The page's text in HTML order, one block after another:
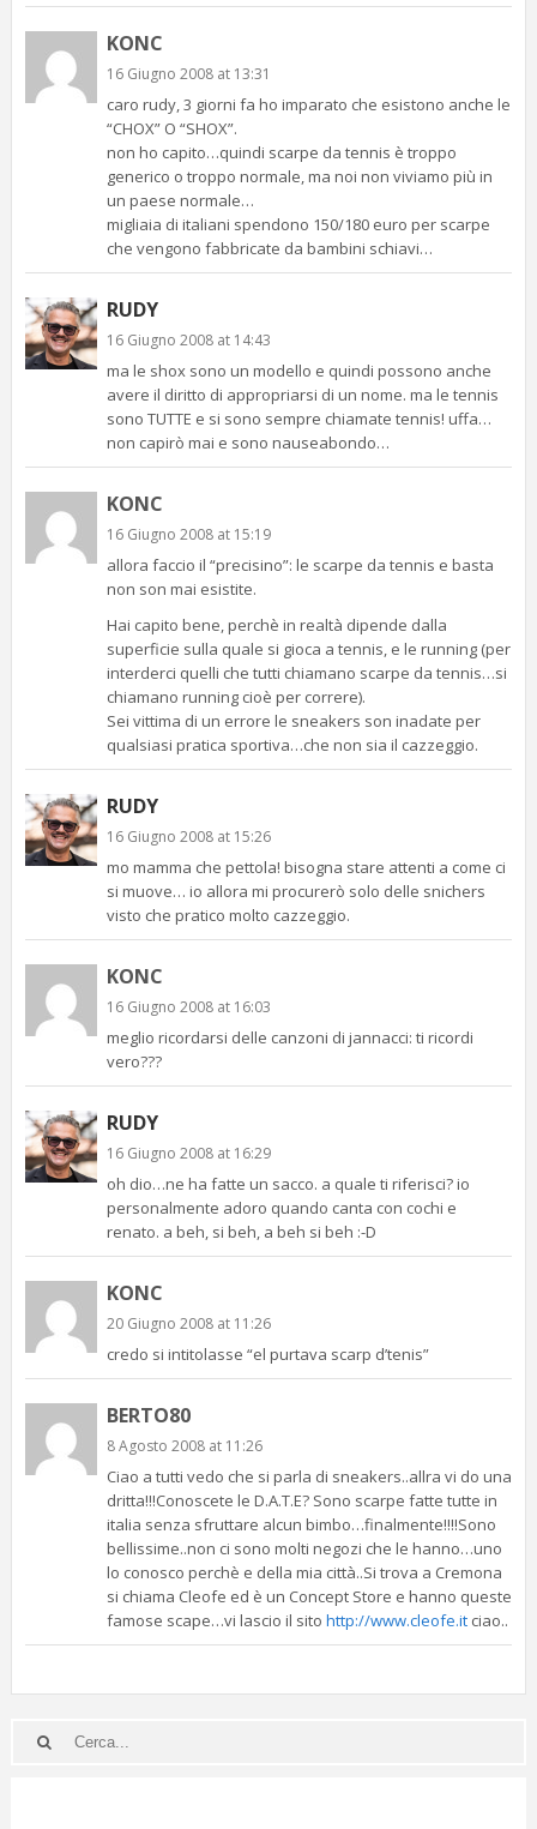
KONC
16 Giugno 2008 at 13:31
caro rudy, 3 giorni fa ho imparato che esistono anche le
“CHOX” O “SHOX”.
non ho capito…quindi scarpe da tennis è troppo
generico o troppo normale, ma noi non viviamo più in
un paese normale…
migliaia di italiani spendono 150/180 euro per scarpe
che vengono fabbricate da bambini schiavi…
RUDY
16 Giugno 2008 at 14:43
ma le shox sono un modello e quindi possono anche
avere il diritto di appropriarsi di un nome. ma le tennis
sono TUTTE e si sono sempre chiamate tennis! uffa…
non capirò mai e sono nauseabondo…
KONC
16 Giugno 2008 at 15:19
allora faccio il “precisino”: le scarpe da tennis e basta
non son mai esistite.
Hai capito bene, perchè in realtà dipende dalla
superficie sulla quale si gioca a tennis, e le running (per
interderci quelli che tutti chiamano scarpe da tennis…si
chiamano running cioè per correre).
Sei vittima di un errore le sneakers son inadate per
qualsiasi pratica sportiva…che non sia il cazzeggio.
RUDY
16 Giugno 2008 at 15:26
mo mamma che pettola! bisogna stare attenti a come ci
si muove… io allora mi procurerò solo delle snichers
visto che pratico molto cazzeggio.
KONC
16 Giugno 2008 at 16:03
meglio ricordarsi delle canzoni di jannacci: ti ricordi
vero???
RUDY
16 Giugno 2008 at 16:29
oh dio…ne ha fatte un sacco. a quale ti riferisci? io
personalmente adoro quando canta con cochi e
renato. a beh, si beh, a beh si beh :-D
KONC
20 Giugno 2008 at 11:26
credo si intitolasse “el purtava scarp d’tenis”
BERTO80
8 Agosto 2008 at 11:26
Ciao a tutti vedo che si parla di sneakers..allra vi do una
dritta!!!Conoscete le D.A.T.E? Sono scarpe fatte tutte in
italia senza sfruttare alcun bimbo…finalmente!!!!Sono
bellissime..non ci sono molti negozi che le hanno…uno
lo conosco perchè e della mia città..Si trova a Cremona
si chiama Cleofe ed è un Concept Store e hanno queste
famose scape…vi lascio il sito http://www.cleofe.itciao..